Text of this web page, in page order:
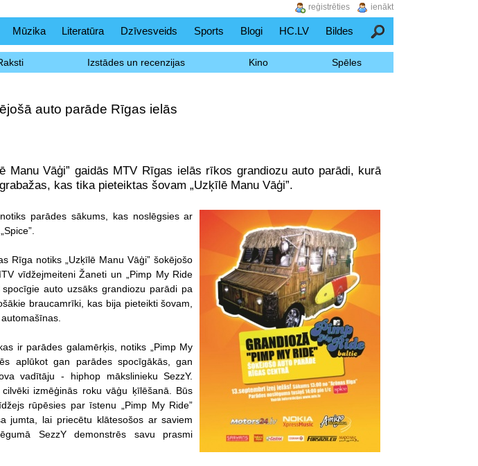
Mūzika Literatūra Dzīvesveids Sports Blogi HC.LV Bildes Meklēšana
Izstādes un recenzijas Kino Spēles
auto parāde Rīgas ielās
Manu Vāģi” gaidās MTV Rīgas ielās rīkos grandiozu auto parādi, kurā
kas tika pieteiktas šovam „Uzķīlē Manu Vāģi”.
parādes sākums, kas noslēgsies ar
Rīga notiks „Uzķīlē Manu Vāģi” šokējošo
vīdžejmeiteni Žaneti un „Pimp My Ride
auto uzsāks grandiozu parādi pa
braucamrīki, kas bija pieteikti šovam,
ir parādes galamērķis, notiks „Pimp My
aplūkot gan parādes spocīgākās, gan
vadītāju - hiphop mākslinieku SezzY.
izmēģinās roku vāģu ķīlēšanā. Būs
rūpēsies par īstenu „Pimp My Ride”
jumta, lai priecētu klātesošos ar saviem
SezzY demonstrēs savu prasmi
ienākt
reģistrēties